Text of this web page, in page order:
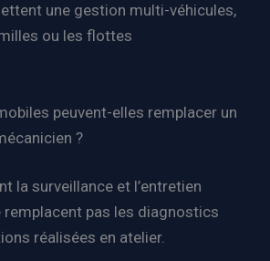
une gestion multi-véhicules,
ou les flottes
peuvent-elles remplacer un
?
la surveillance et l’entretien
remplacent pas les diagnostics
réalisées en atelier.